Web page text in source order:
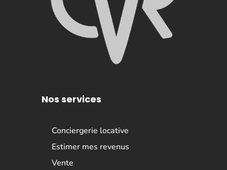
Nos services
Conciergerie locative
Estimer mes revenus
Vente